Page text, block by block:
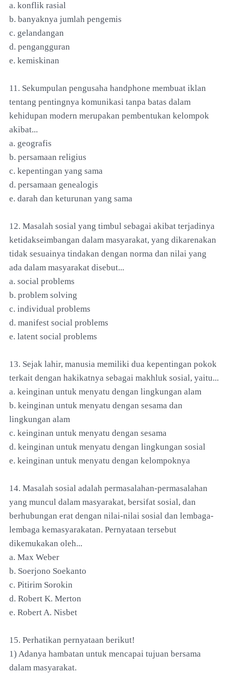
a. konflik rasial
b. banyaknya jumlah pengemis
c. gelandangan
d. pengangguran
e. kemiskinan
11. Sekumpulan pengusaha handphone membuat iklan
tentang pentingnya komunikasi tanpa batas dalam
kehidupan modern merupakan pembentukan kelompok
akibat...
a. geografis
b. persamaan religius
c. kepentingan yang sama
d. persamaan genealogis
e. darah dan keturunan yang sama
12. Masalah sosial yang timbul sebagai akibat terjadinya
ketidakseimbangan dalam masyarakat, yang dikarenakan
tidak sesuainya tindakan dengan norma dan nilai yang
ada dalam masyarakat disebut...
a. social problems
b. problem solving
c. individual problems
d. manifest social problems
e. latent social problems
13. Sejak lahir, manusia memiliki dua kepentingan pokok
terkait dengan hakikatnya sebagai makhluk sosial, yaitu...
a. keinginan untuk menyatu dengan lingkungan alam
b. keinginan untuk menyatu dengan sesama dan
lingkungan alam
c. keinginan untuk menyatu dengan sesama
d. keinginan untuk menyatu dengan lingkungan sosial
e. keinginan untuk menyatu dengan kelompoknya
14. Masalah sosial adalah permasalahan-permasalahan
yang muncul dalam masyarakat, bersifat sosial, dan
berhubungan erat dengan nilai-nilai sosial dan lembaga-
lembaga kemasyarakatan. Pernyataan tersebut
dikemukakan oleh...
a. Max Weber
b. Soerjono Soekanto
c. Pitirim Sorokin
d. Robert K. Merton
e. Robert A. Nisbet
15. Perhatikan pernyataan berikut!
1) Adanya hambatan untuk mencapai tujuan bersama
dalam masyarakat.